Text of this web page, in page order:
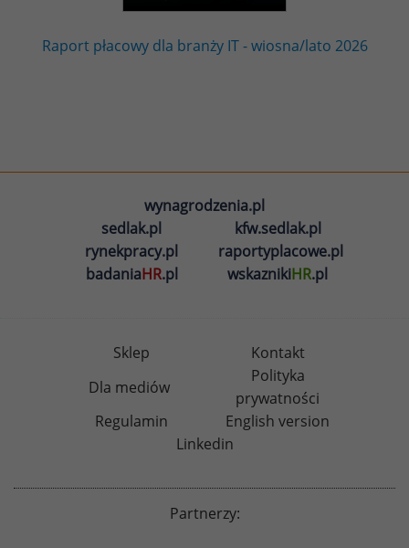
Raport płacowy dla branży IT - wiosna/lato 2026
wynagrodzenia.pl
sedlak.pl
kfw.sedlak.pl
rynekpracy.pl
raportyplacowe.pl
badaniaHR.pl wskaznikiHR.pl
Sklep
Kontakt
Dla mediów
Polityka
prywatności
Regulamin
English version
Linkedin
Partnerzy: